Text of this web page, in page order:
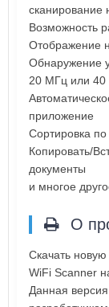
сканирование
Возможность
Отображение
Обнаружение
20 МГц или 40
приложение
Сортировка
Копировать/
документы
и многое
О
Скачать
WiFi Scanner
Данная